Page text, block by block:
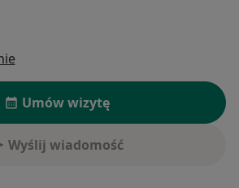
Umów wizytę
Wyślij wiadomość